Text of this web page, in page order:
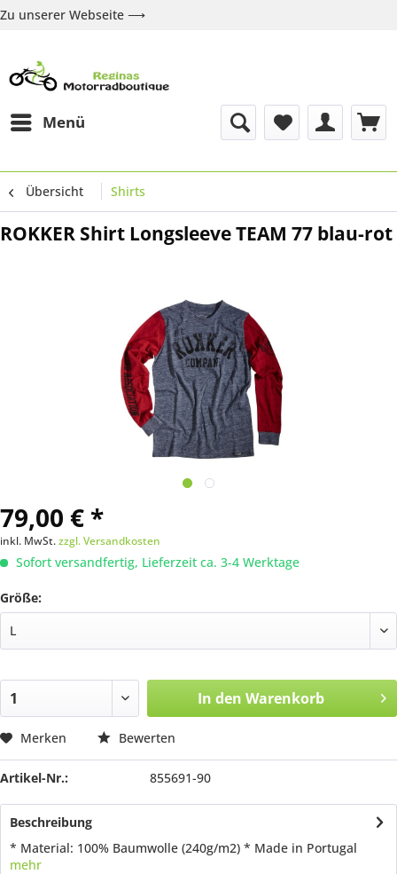
Zu unserer Webseite ⟶
Menü
Übersicht Shirts
ROKKER Shirt Longsleeve TEAM 77 blau-rot
79,00 € *
inkl. MwSt.zzgl. Versandkosten
Sofort versandfertig, Lieferzeit ca. 3-4 Werktage
Größe:
In den Warenkorb
Merken Bewerten
Artikel-Nr.: 855691-90
Beschreibung
* Material: 100% Baumwolle (240g/m2) * Made in Portugal
mehr